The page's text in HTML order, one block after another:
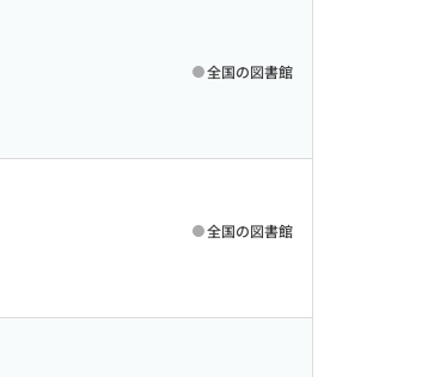
全国の図書館
全国の図書館